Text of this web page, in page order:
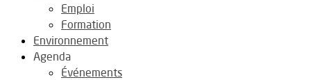
Emploi
Formation
Environnement
Agenda
Événements